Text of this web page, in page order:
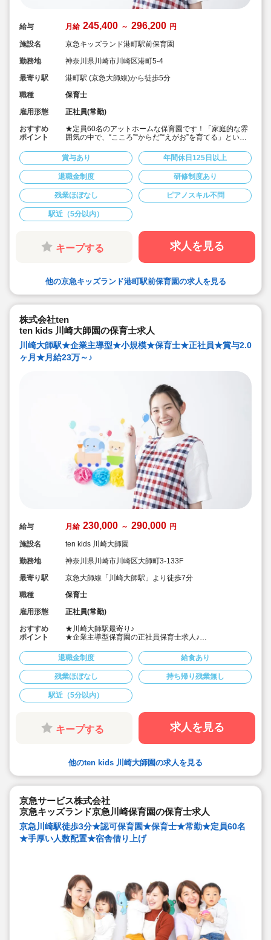
給与 月給 245,400 ～ 296,200 円
施設名
京急キッズランド港町駅前保育園
勤務地
神奈川県川崎市川崎区港町5-4
最寄り駅
港町駅 (京急大師線)から徒歩5分
職種
保育士
雇用形態
正社員(常勤)
おすすめ
ポイント
★定員60名のアットホームな保育園です！「家庭的な雰
囲気の中で、“こころ”“からだ”“えがお”を育てる」という
★大手鉄道会社が母体です。安定性が高く、賞与・年間
休日、福利厚生などの待遇もとても充実しています！
★港町駅 (京急大師線)から徒歩5分で通勤らくらく♪
★年間休日125日！賞与3.5か月と、株式会社母体の保育
園の中でも、充実した内容となっています。
★横浜市の配置基準よりも多く職員を配置しています！
子どもたち一人一人としっかり向き合える環境です。
★宿舎借り上げ制度利用可能！川崎市自治体の制度通り
でご利用いただけますので同棲も可能です！
賞与あり 年間休日125日以上
退職金制度 研修制度あり
残業ほぼなし ピアノスキル不問
駅近（5分以内）
キープする 求人を見る
他の京急キッズランド港町駅前保育園の求人を見る
株式会社ten
ten kids 川崎大師園の保育士求人
川崎大師駅★企業主導型★小規模★保育士★正社員★賞与2.0
ヶ月★月給23万～♪
給与 月給 230,000 ～ 290,000 円
施設名
ten kids 川崎大師園
勤務地
神奈川県川崎市川崎区大師町3-133F
最寄り駅
京急大師線「川崎大師駅」より徒歩7分
職種
保育士
雇用形態
正社員(常勤)
おすすめ
ポイント
★川崎大師駅最寄り♪
★企業主導型保育園の正社員保育士求人♪
てます♪
★月給23万～、賞与実績2.0ヶ月！
★「子供ファースト」という考えのもと保育士全体で協
力し保育を行ってます♪
★お子様がいる保育士さん、お子様同伴で出勤も相談可
能です！
退職金制度 給食あり
残業ほぼなし 持ち帰り残業無し
駅近（5分以内）
キープする 求人を見る
他のten kids 川崎大師園の求人を見る
京急サービス株式会社
京急キッズランド京急川崎保育園の保育士求人
京急川崎駅徒歩3分★認可保育園★保育士★常勤★定員60名
★手厚い人数配置★宿舎借り上げ